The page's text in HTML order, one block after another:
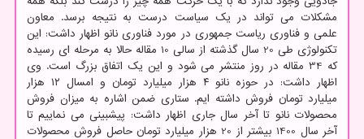
مشکلات می تواند در یک سیاست درست به نتیجه برسد. معاون
علمی و فناوری ریاست جمهوری در مورد فناوری نانو اظهار داشت: این
تکنولوژی طی 20 سال گذشته از سالی 10 مقاله حالا به مرحله ای رسیده
که 34 مقاله در روز منتشر می شود و این یک اتفاق بزرگ است. وی
اظهار داشت: در حوزه نانو ۴ هزار میلیارد تومان و امسال ۱۲ هزار
میلیارد تومان فروش داشته ایم. ستاری ضمن اشاره به میزان فروش
محصولات نانو تا آخر سال جاری اظهار داشت: پیشبینی می نماییم تا
آخر سال 1400 بیشتر از 20 هزار میلیارد تومان حاصل فروش محصولات